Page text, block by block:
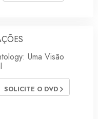
Uma Visão
SOLICITE O DVD